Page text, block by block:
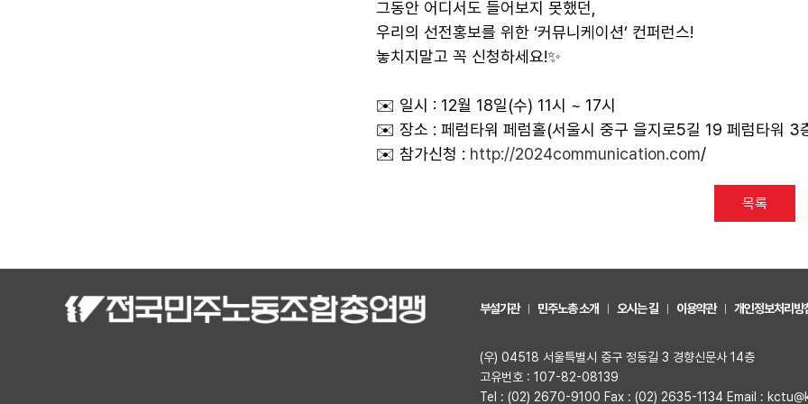
그동안 어디서도 들어보지 못했던,
우리의 선전홍보를 위한 ‘커뮤니케이션’ 컨퍼런스!
놓치지말고 꼭 신청하세요!✨
✉️ 일시 : 12월 18일(수) 11시 ~ 17시
✉️ 장소 : 페럼타워 페럼홀(서울시 중구 을지로5길 19 페럼타워 3
✉️ 참가신청 : http://2024communication.com/
목록
부설기관 민주노총 소개 오시는 길 이용약관 개인정보처리방
(우) 04518 서울특별시 중구 정동길 3 경향신문사 14층
고유번호 : 107-82-08139
Tel : (02) 2670-9100 Fax : (02) 2635-1134 Email :